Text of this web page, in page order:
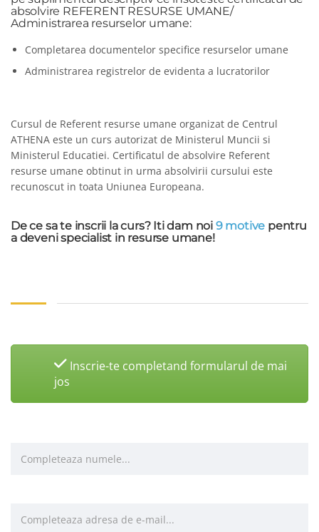
absolvire REFERENT RESURSE UMANE/
Administrarea resurselor umane:
Completarea documentelor specifice resurselor umane
Administrarea registrelor de evidenta a lucratorilor
Cursul de Referent resurse umane organizat de Centrul
ATHENA este un curs autorizat de Ministerul Muncii si
Ministerul Educatiei. Certificatul de absolvire Referent
resurse umane obtinut in urma absolvirii cursului este
recunoscut in toata Uniunea Europeana.
De ce sa te inscrii la curs? Iti dam noi 9 motive pentru
a deveni specialist in resurse umane!
Inscrie-te completand formularul de mai
jos